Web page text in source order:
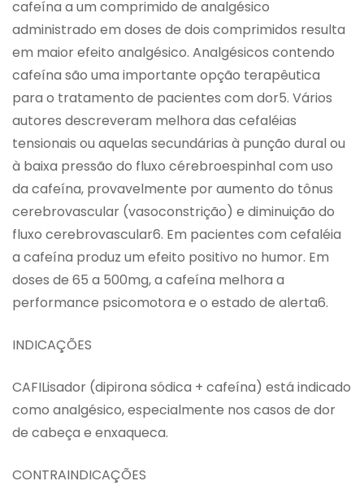
cafeína a um comprimido de analgésico
administrado em doses de dois comprimidos resulta
em maior efeito analgésico. Analgésicos contendo
cafeína são uma importante opção terapêutica
para o tratamento de pacientes com dor5. Vários
autores descreveram melhora das cefaléias
tensionais ou aquelas secundárias à punção dural ou
à baixa pressão do fluxo cérebroespinhal com uso
da cafeína, provavelmente por aumento do tônus
cerebrovascular (vasoconstrição) e diminuição do
fluxo cerebrovascular6. Em pacientes com cefaléia
a cafeína produz um efeito positivo no humor. Em
doses de 65 a 500mg, a cafeína melhora a
performance psicomotora e o estado de alerta6.
INDICAÇÕES
CAFILisador (dipirona sódica + cafeína) está indicado
como analgésico, especialmente nos casos de dor
de cabeça e enxaqueca.
CONTRAINDICAÇÕES